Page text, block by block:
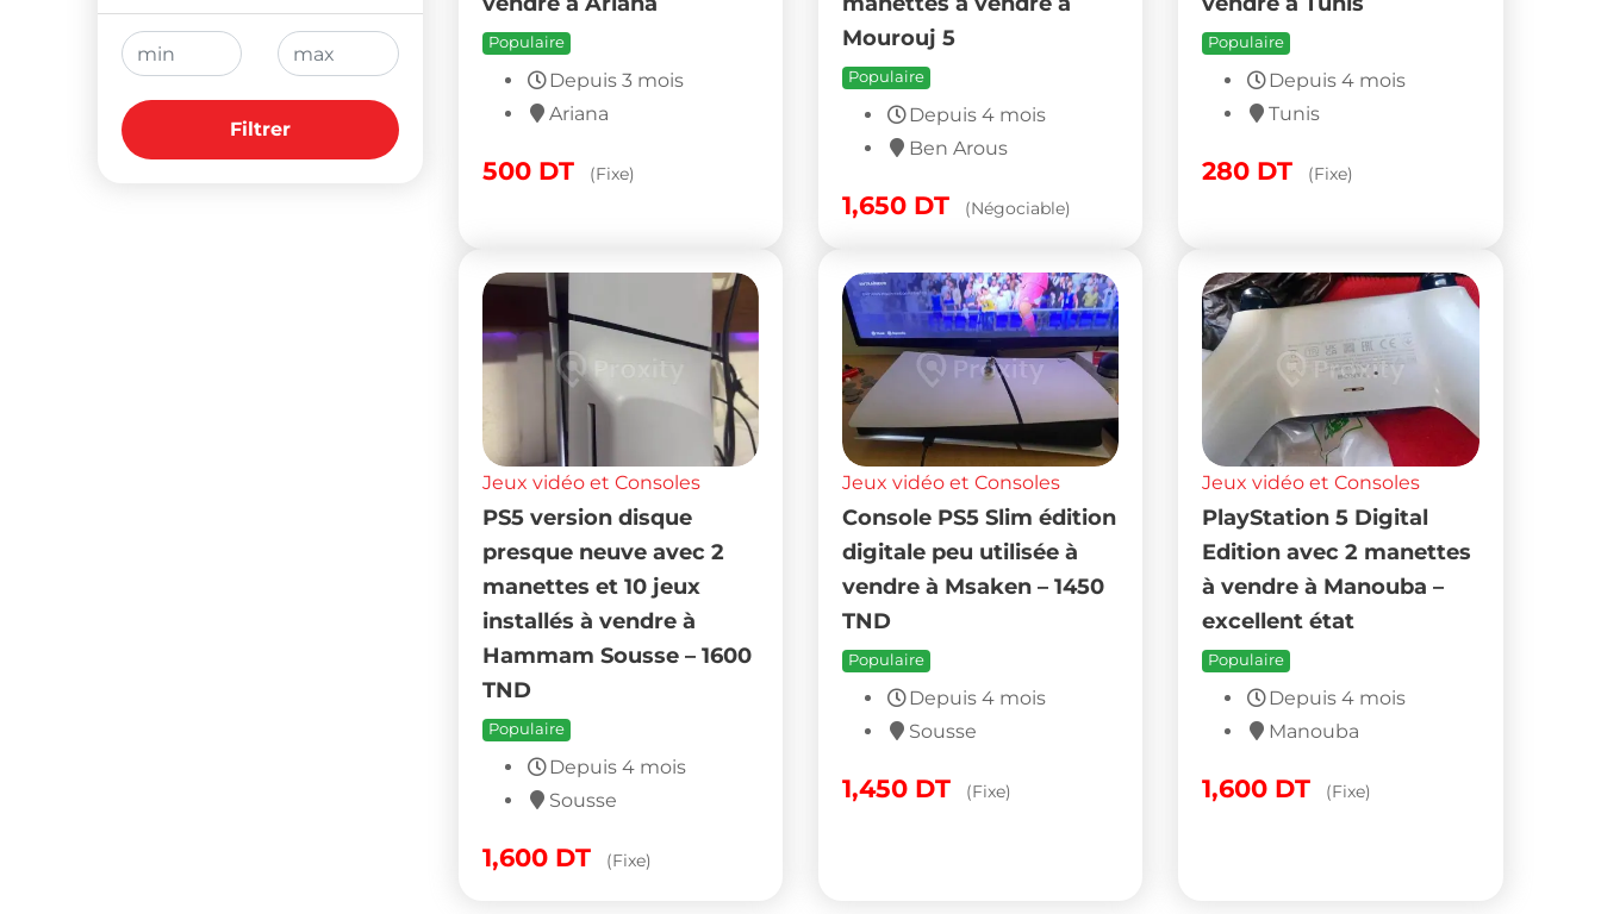
Filtrer
Populaire
Depuis 3 mois
Ariana
500 DT (Fixe)
Mourouj 5
Populaire
Depuis 4 mois
Ben Arous
1,650 DT (Négociable)
Populaire
Depuis 4 mois
Tunis
280 DT (Fixe)
Jeux vidéo et Consoles
PS5 version disque
presque neuve avec 2
manettes et 10 jeux
installés à vendre à
Hammam Sousse – 1600
TND
Populaire
Depuis 4 mois
Sousse
1,600 DT (Fixe)
Jeux vidéo et Consoles
Console PS5 Slim édition
digitale peu utilisée à
vendre à Msaken – 1450
TND
Populaire
Depuis 4 mois
Sousse
1,450 DT (Fixe)
Jeux vidéo et Consoles
PlayStation 5 Digital
Edition avec 2 manettes
à vendre à Manouba –
excellent état
Populaire
Depuis 4 mois
Manouba
1,600 DT (Fixe)